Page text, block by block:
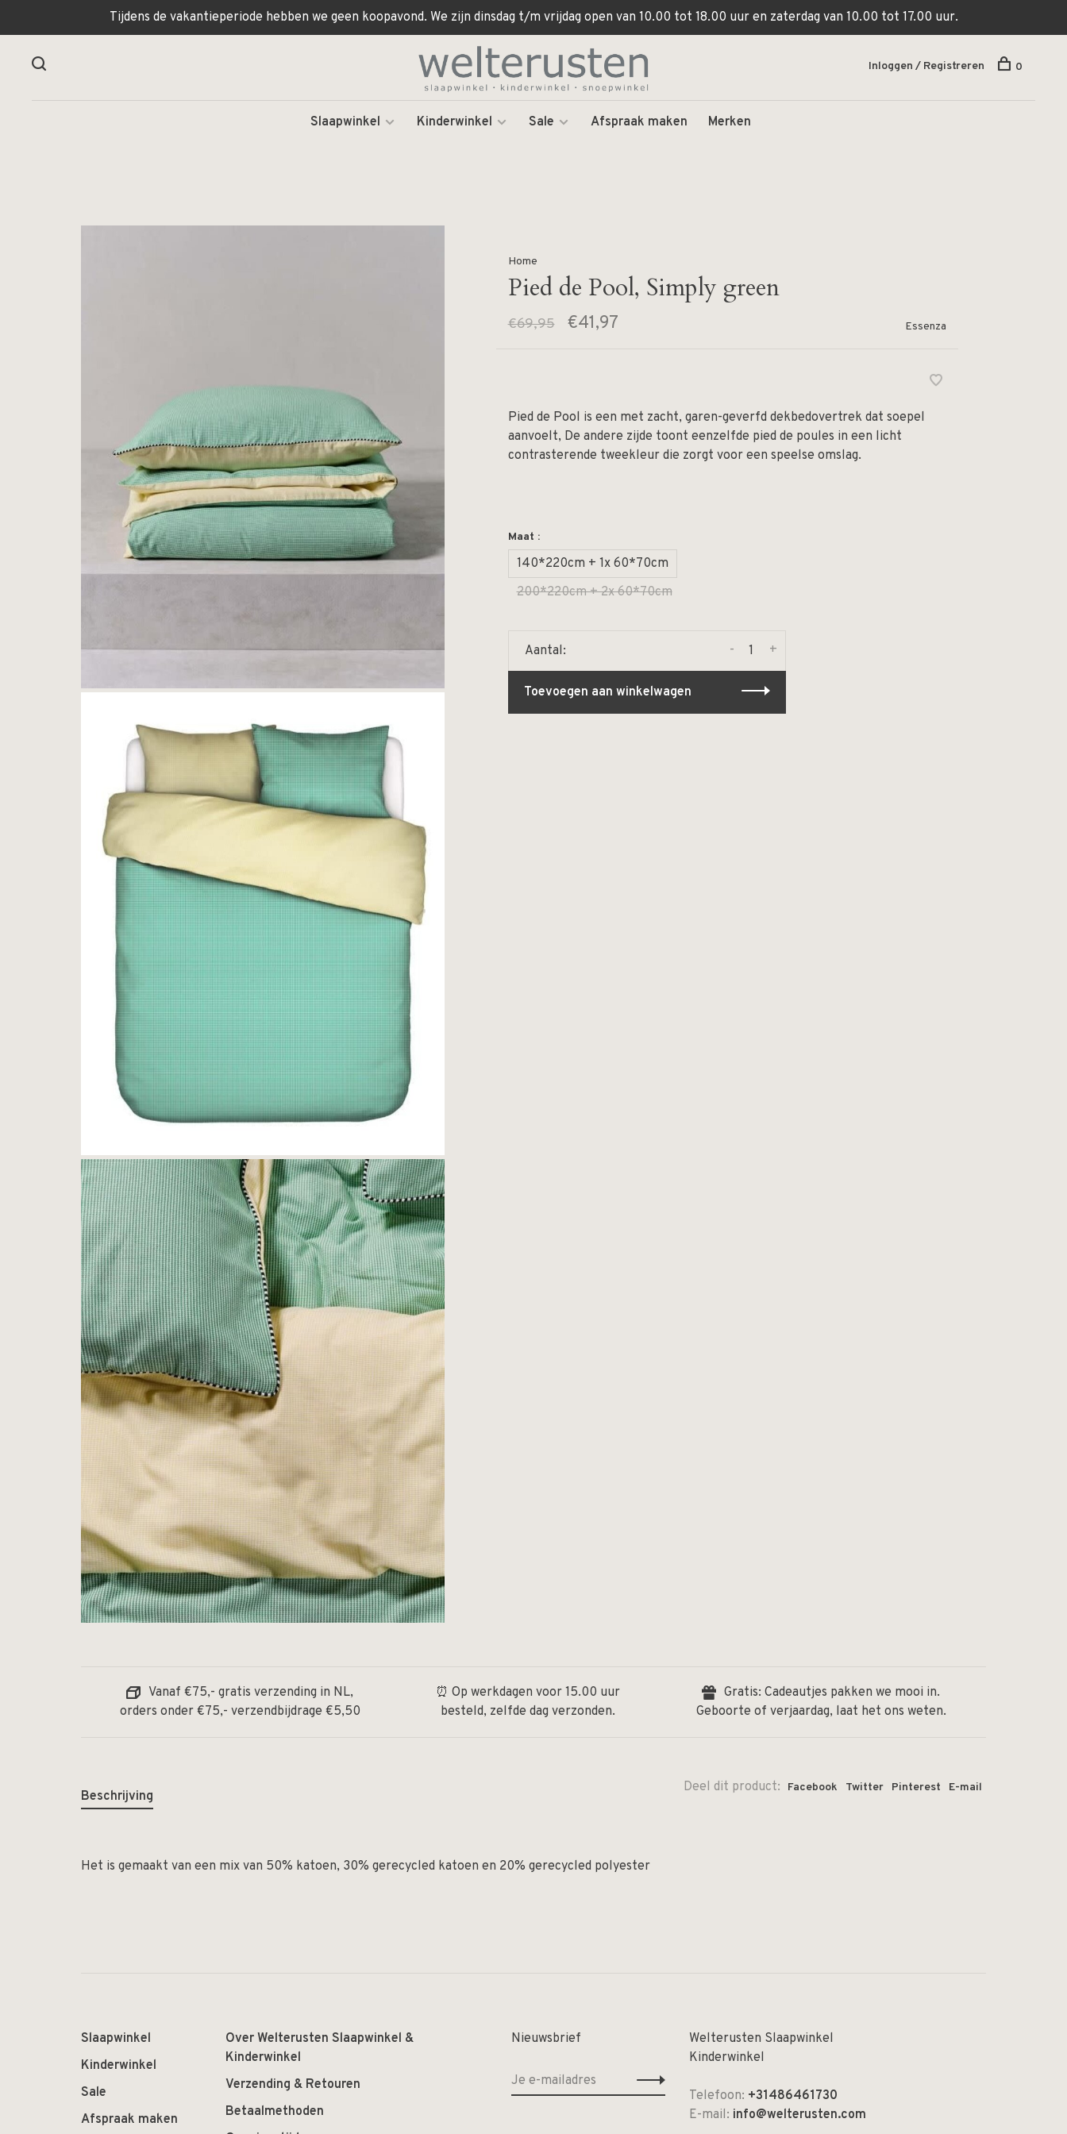
Tijdens de vakantieperiode hebben we geen koopavond. We zijn dinsdag t/m vrijdag open van 10.00 tot 18.00 uur en zaterdag van 10.00 tot 17.00 uur.
Slaapwinkel Kinderwinkel Sale Afspraak maken Merken
Inloggen / Registreren 0
Home
Pied de Pool, Simply green
€69,95 €41,97 Essenza
Pied de Pool is een met zacht, garen-geverfd dekbedovertrek dat soepel
aanvoelt, De andere zijde toont eenzelfde pied de poules in een licht
contrasterende tweekleur die zorgt voor een speelse omslag.
Maat :
140*220cm + 1x 60*70cm
200*220cm + 2x 60*70cm
Aantal: +
-
Toevoegen aan winkelwagen
Vanaf €75,- gratis verzending in NL,
orders onder €75,- verzendbijdrage €5,50
⏰ Op werkdagen voor 15.00 uur
besteld, zelfde dag verzonden.
Gratis: Cadeautjes pakken we mooi in.
Geboorte of verjaardag, laat het ons weten.
Deel dit product: Facebook Twitter Pinterest E-mail
Beschrijving
Het is gemaakt van een mix van 50% katoen, 30% gerecycled katoen en 20% gerecycled polyester
Slaapwinkel
Kinderwinkel
Sale
Afspraak maken
Over Welterusten Slaapwinkel &
Kinderwinkel
Verzending & Retouren
Betaalmethoden
Nieuwsbrief
Welterusten Slaapwinkel
Kinderwinkel
Telefoon: +31486461730
E-mail: info@welterusten.com